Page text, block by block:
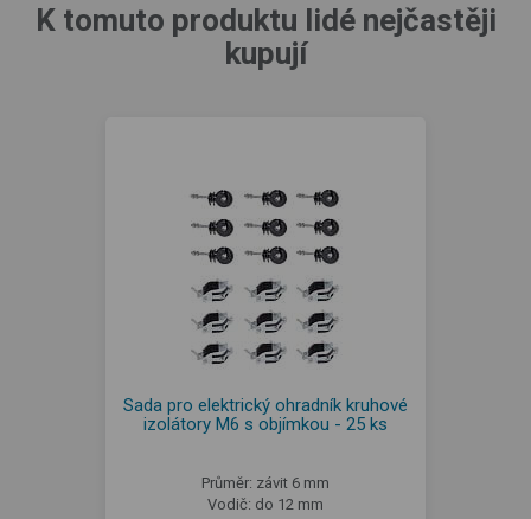
K tomuto produktu lidé nejčastěji
kupují
Sada pro elektrický ohradník kruhové
izolátory M6 s objímkou - 25 ks
Průměr: závit 6 mm
Vodič: do 12 mm